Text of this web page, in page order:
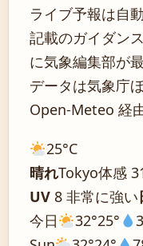
ライブ予報は自
記載のガイダン
に気象編集部が
データは気象庁
Open-Meteo 経
25°C
晴れTokyo体感
UV 8 非常に強い
今日
32°25°